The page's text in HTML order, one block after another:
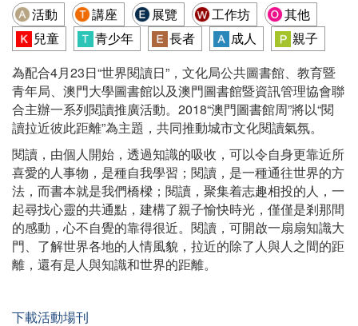
活動 講座 展覽 工作坊
其他
兒童
青少年 長者 成人
親子
為配合4月23日“世界閱讀日”，文化局公共圖書館、教育暨
青年局、澳門大學圖書館以及澳門圖書館暨資訊管理協會聯
合主辦一系列閱讀推廣活動。2018“澳門圖書館周”將以“閱
讀拉近彼此距離”為主題，共同推動城市文化閱讀氣氛。
閱讀，由個人開始，透過知識的吸收，可以令自身更靠近所
喜愛的人事物，是種自我學習；閱讀，是一種通往世界的方
法，而書本就是我們橋樑；閱讀，聚集着志趣相投的人，一
起尋找心靈的共通點，建構了親子愉快時光，僅僅是剎那間
的感動，心不自覺的靠得很近。閱讀，可開啟一扇扇知識大
門、了解世界各地的人情風貌，拉近的除了人與人之間的距
離，還有是人與知識和世界的距離。
下載活動場刊